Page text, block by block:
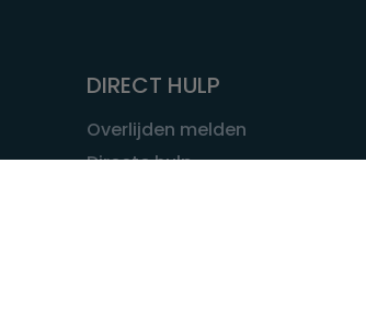
DIRECT HULP
Overlijden melden
Directe hulp